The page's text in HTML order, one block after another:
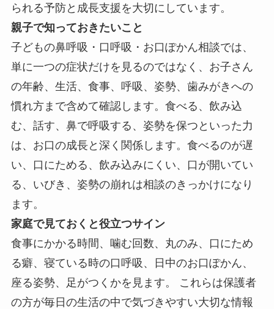
られる予防と成長支援を大切にしています。
親子で知っておきたいこと
子どもの鼻呼吸・口呼吸・お口ぽかん相談では、
単に一つの症状だけを見るのではなく、お子さん
の年齢、生活、食事、呼吸、姿勢、歯みがきへの
慣れ方まで含めて確認します。食べる、飲み込
む、話す、鼻で呼吸する、姿勢を保つといった力
は、お口の成長と深く関係します。食べるのが遅
い、口にためる、飲み込みにくい、口が開いてい
る、いびき、姿勢の崩れは相談のきっかけになり
ます。
家庭で見ておくと役立つサイン
食事にかかる時間、噛む回数、丸のみ、口にため
る癖、寝ている時の口呼吸、日中のお口ぽかん、
座る姿勢、足がつくかを見ます。 これらは保護者
の方が毎日の生活の中で気づきやすい大切な情報